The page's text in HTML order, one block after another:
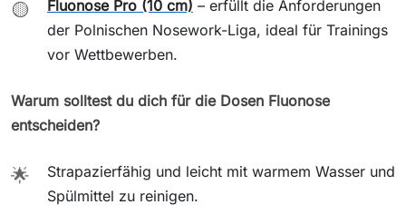
🟡 Fluonose Pro (10 cm) – erfüllt die Anforderungen
der Polnischen Nosework-Liga, ideal für Trainings
vor Wettbewerben.
Warum solltest du dich für die Dosen Fluonose
entscheiden?
🌟
Strapazierfähig und leicht mit warmem Wasser und
Spülmittel zu reinigen.